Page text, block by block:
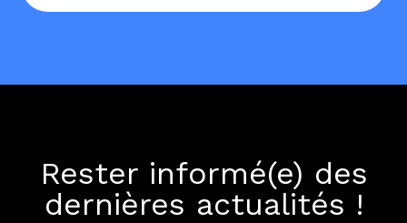
Rester informé(e) des
dernières actualités !